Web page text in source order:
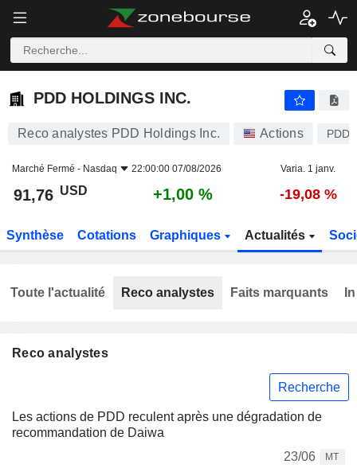
PDD HOLDINGS INC.
PDD HOLDINGS INC.
Reco analystes PDD Holdings Inc. Actions PDD
Marché Fermé - Nasdaq 22:00:00 07/08/2026 Varia. 1 janv.
91,76 USD +1,00 % -19,08 %
Synthèse Cotations Graphiques Actualités
Reco analystes
Recherche
Les actions de PDD reculent après une dégradation de
recommandation de Daiwa
23/06
MT
Toute l'actualité Reco analystes Faits marquants